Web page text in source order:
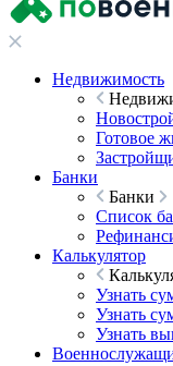
Недвижимость
Готовое
Банки
Банки
Список
Калькулятор
Узнать
Узнать
Узнать